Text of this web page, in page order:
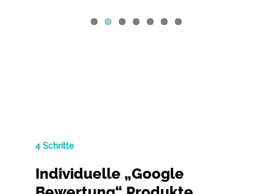
4 Schritte
Individuelle „Google